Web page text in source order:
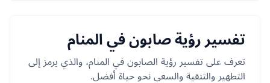
تفسير رؤية صابون في المنام
تعرف على تفسير رؤية الصابون في المنام، والذي يرمز إلى
التطهير والتنقية والسعي نحو حياة أفضل.